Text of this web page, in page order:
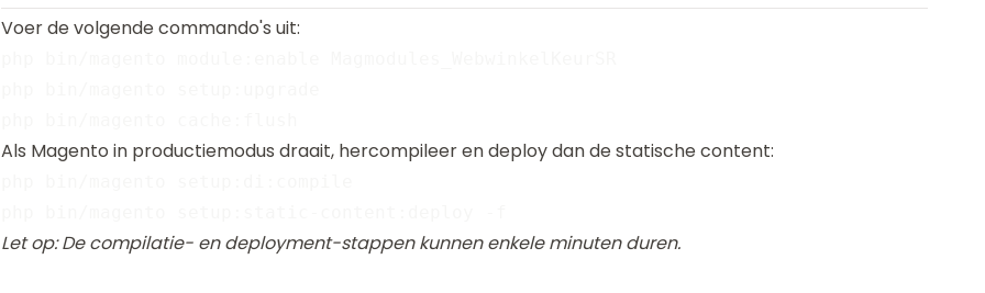
Voer de volgende commando's uit:
Als Magento in productiemodus draait, hercompileer en deploy dan de statische content:
Let op: De compilatie- en deployment-stappen kunnen enkele minuten duren.